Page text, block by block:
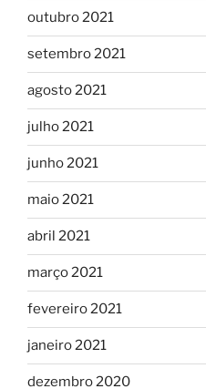
outubro 2021
setembro 2021
agosto 2021
julho 2021
junho 2021
maio 2021
abril 2021
março 2021
fevereiro 2021
janeiro 2021
dezembro 2020